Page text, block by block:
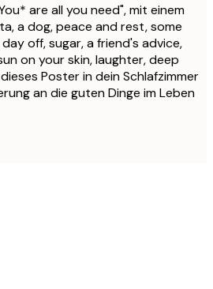
are all you need", mit einem
a dog, peace and rest, some
off, sugar, a friend's advice,
on your skin, laughter, deep
Poster in dein Schlafzimmer
an die guten Dinge im Leben